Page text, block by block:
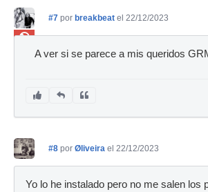
#7 por breakbeat el 22/12/2023
A ver si se parece a mis queridos
#8 por Øliveira el 22/12/2023
Yo lo he instalado pero no me salen los